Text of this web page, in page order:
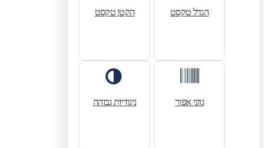
הגדל טקסט הקטן טקסט
גווני אפור ניגודיות גבוהה